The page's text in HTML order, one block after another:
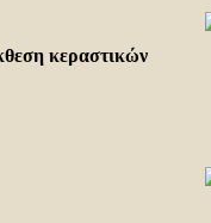
κεραστικών